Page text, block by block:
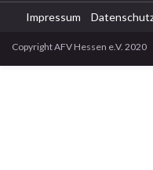
Impressum
Copyright AFV Hessen e.V. 2020